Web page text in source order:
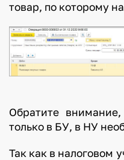
товар, по которому
Обратите
только в БУ, в НУ
Так как в налоговом